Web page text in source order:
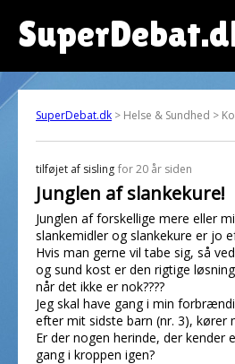
SuperDebat.dk > Helse & Sundhed >
tilføjet af sisling for 20 år siden
Junglen af slankekure!
Junglen af forskellige mere eller
slankemidler og slankekure er jo
Hvis man gerne vil tabe sig, så
og sund kost er den rigtige
når det ikke er nok????
Jeg skal have gang i min
efter mit sidste barn (nr. 3), kører
Er der nogen herinde, der kender
gang i kroppen igen?